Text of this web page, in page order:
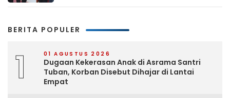
BERITA POPULER
1 01 AGUSTUS 2026
Dugaan Kekerasan Anak di Asrama Santri
Tuban, Korban Disebut Dihajar di Lantai
Empat